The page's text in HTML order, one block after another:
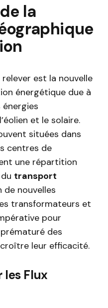
la
relever est la nouvelle
énergétique due à
énergies
et le solaire.
situées dans
centres de
une répartition
transport
de nouvelles
transformateurs et
pour
des
leur efficacité.
les Flux